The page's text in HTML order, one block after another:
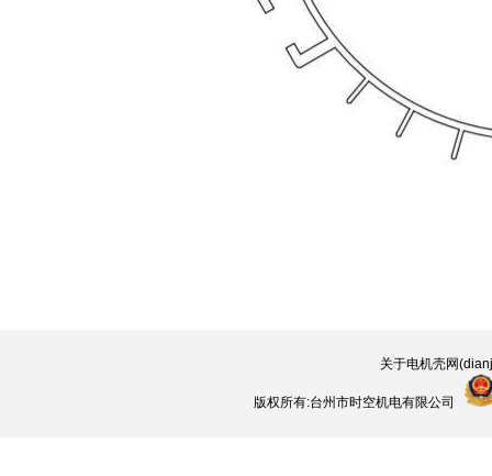
关于电机壳网
版权所有:台州市时空机电有限公司